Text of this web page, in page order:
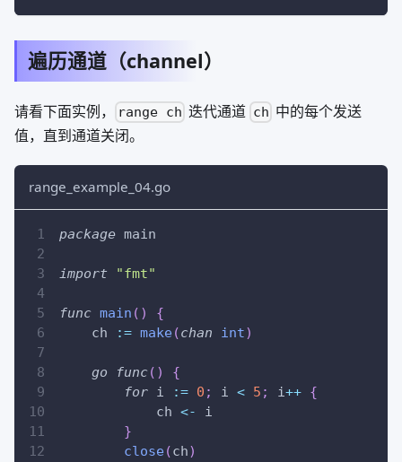
遍历通道（channel）
请看下面实例， range ch 迭代通道 ch 中的每个发送
值，直到通道关闭。
range_example_04.go
package main
import "fmt"
func main ( )
{
    ch
:= make(chan int)
go func( )
{
for i := 0 ; i < 5 ; i++ {
            ch
<-
i
}
close(ch)